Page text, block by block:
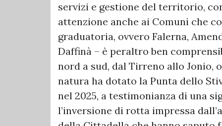
servizi e gestione del territorio,
attenzione anche ai Comuni che
graduatoria, ovvero Falerna,
Daffinà – è peraltro ben
nord a sud, dal Tirreno allo Jonio,
natura ha dotato la Punta dello
nel 2025, a testimonianza di una
l’inversione di rotta impressa